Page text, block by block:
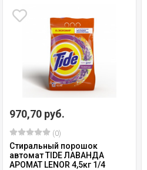
970,70 руб.
(0)
Стиральный порошок
автомат TIDE ЛАВАНДА
АРОМАТ LENOR 4,5кг 1/4